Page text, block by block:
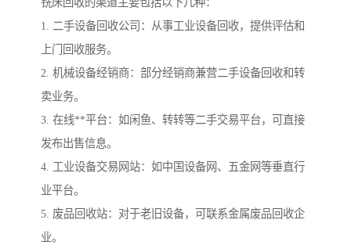
1. 二手设备回收公司：从事工业设备回收，提供评估和
上门回收服务。
2. 机械设备经销商：部分经销商兼营二手设备回收和转
卖业务。
3. 在线**平台：如闲鱼、转转等二手交易平台，可直接
发布出售信息。
4. 工业设备交易网站：如中国设备网、五金网等垂直行
业平台。
5. 废品回收站：对于老旧设备，可联系金属废品回收企
业。